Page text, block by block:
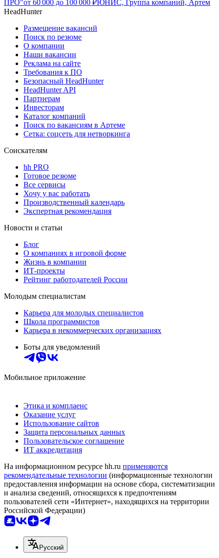
ПРО"от 60 000 до 100 000 ₽ЮНИС, Группа компаний, Артем
HeadHunter
Размещение вакансий
Поиск по резюме
О компании
Наши вакансии
Реклама на сайте
Требования к ПО
Безопасный HeadHunter
HeadHunter API
Партнерам
Инвесторам
Каталог компаний
Поиск по вакансиям в Артеме
Сетка: соцсеть для нетворкинга
Соискателям
hh PRO
Готовое резюме
Все сервисы
Хочу у вас работать
Производственный календарь
Экспертная рекомендация
Новости и статьи
Блог
О компаниях в игровой форме
Жизнь в компании
ИТ-проекты
Рейтинг работодателей России
Молодым специалистам
Карьера для молодых специалистов
Школа программистов
Карьера в некоммерческих организациях
Боты для уведомлений
Мобильное приложение
Этика и комплаенс
Оказание услуг
Использование сайтов
Защита персональных данных
Пользовательское соглашение
ИТ аккредитация
На информационном ресурсе hh.ru применяются
рекомендательные технологии (информационные технологии
предоставления информации на основе сбора, систематизации
и анализа сведений, относящихся к предпочтениям
пользователей сети «Интернет», находящихся на территории
Российской Федерации)
Русский